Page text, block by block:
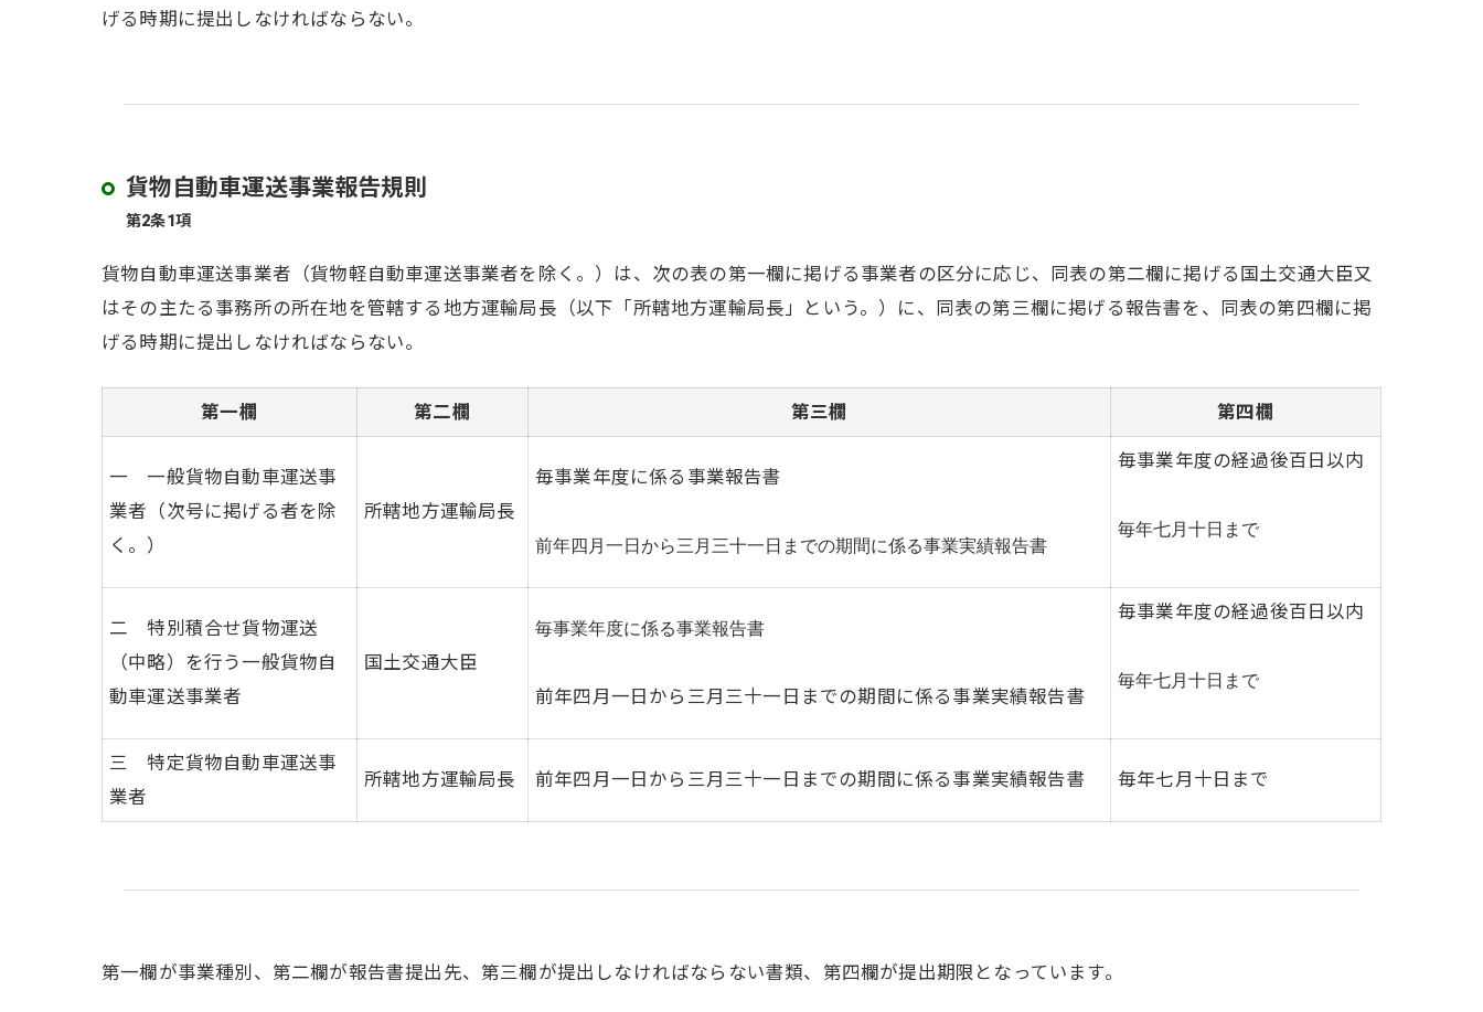
げる時期に提出しなければならない。
貨物自動車運送事業報告規則
第2条1項
貨物自動車運送事業者（貨物軽自動車運送事業者を除く。）は、次の表の第一欄に掲げる事業者の区分に応じ、同表の第二欄に掲げる国土交通大臣又
はその主たる事務所の所在地を管轄する地方運輸局長（以下「所轄地方運輸局長」という。）に、同表の第三欄に掲げる報告書を、同表の第四欄に掲
げる時期に提出しなければならない。
第一欄 第二欄 第三欄 第四欄
一 一般貨物自動車運送事
業者（次号に掲げる者を除
く。）
所轄地方運輸局長
毎事業年度に係る事業報告書
前年四月一日から三月三十一日までの期間に係る事業実績報告書
毎事業年度の経過後百日以内
毎年七月十日まで
二 特別積合せ貨物運送
（中略）を行う一般貨物自
動車運送事業者
国土交通大臣
毎事業年度に係る事業報告書
前年四月一日から三月三十一日までの期間に係る事業実績報告書
毎事業年度の経過後百日以内
毎年七月十日まで
三 特定貨物自動車運送事
業者
所轄地方運輸局長 前年四月一日から三月三十一日までの期間に係る事業実績報告書 毎年七月十日まで
第一欄が事業種別、第二欄が報告書提出先、第三欄が提出しなければならない書類、第四欄が提出期限となっています。